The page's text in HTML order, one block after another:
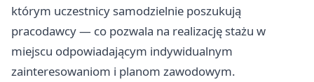
którym uczestnicy samodzielnie poszukują
pracodawcy — co pozwala na realizację stażu w
miejscu odpowiadającym indywidualnym
zainteresowaniom i planom zawodowym.